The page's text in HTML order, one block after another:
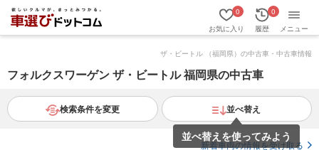
お気に入り
0
履歴
0
メニュー
ザ・ビートル （福岡県）の中古車・中古車情報
フォルクスワーゲン ザ・ビートル 福岡県の中古車
検索条件を変更 並べ替え
並べ替えを使ってみよう
新着車両の情報を受け取る